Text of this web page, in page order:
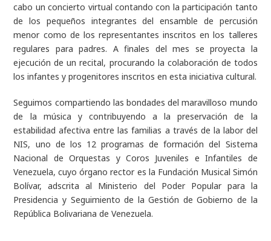
cabo un concierto virtual contando con la participación tanto
de los pequeños integrantes del ensamble de percusión
menor como de los representantes inscritos en los talleres
regulares para padres. A finales del mes se proyecta la
ejecución de un recital, procurando la colaboración de todos
los infantes y progenitores inscritos en esta iniciativa cultural.
Seguimos compartiendo las bondades del maravilloso mundo
de la música y contribuyendo a la preservación de la
estabilidad afectiva entre las familias a través de la labor del
NIS, uno de los 12 programas de formación del Sistema
Nacional de Orquestas y Coros Juveniles e Infantiles de
Venezuela, cuyo órgano rector es la Fundación Musical Simón
Bolívar, adscrita al Ministerio del Poder Popular para la
Presidencia y Seguimiento de la Gestión de Gobierno de la
República Bolivariana de Venezuela.